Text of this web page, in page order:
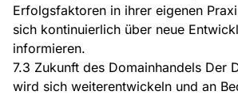
Erfolgsfaktoren in ihrer eigenen
sich kontinuierlich über neue
informieren.
7.3 Zukunft des Domainhandels Der
wird sich weiterentwickeln und an